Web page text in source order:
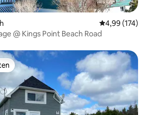
Gemiddelde
4,99 (174)
@ Kings Point Beach Road